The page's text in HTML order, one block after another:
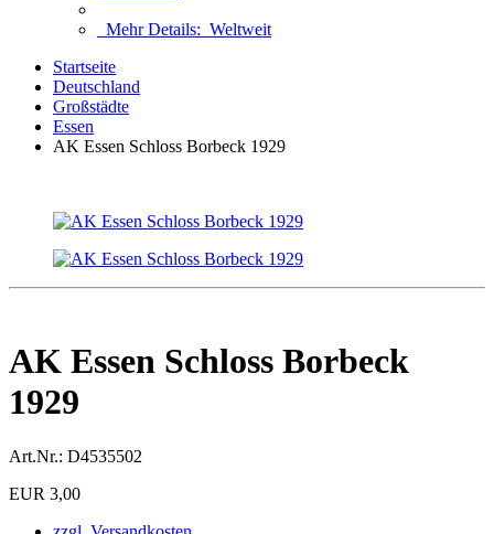
Mehr Details: Weltweit
Startseite
Deutschland
Großstädte
Essen
AK Essen Schloss Borbeck 1929
AK Essen Schloss Borbeck
1929
Art.Nr.: D4535502
EUR 3,00